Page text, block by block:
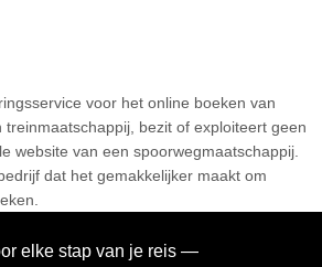
voor het online boeken van
bezit of exploiteert geen
website van een spoorwegmaatschappij.
dat het gemakkelijker maakt om
elke stap van je reis —